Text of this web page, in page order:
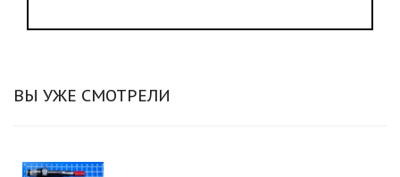
ВЫ УЖЕ СМОТРЕЛИ